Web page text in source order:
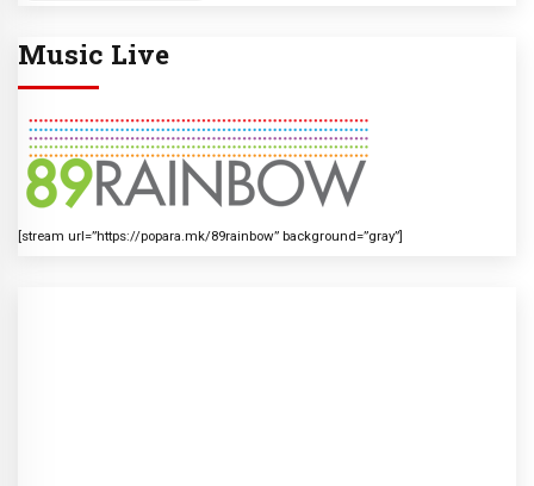
Music Live
[stream url=”https://popara.mk/89rainbow” background=”gray”]